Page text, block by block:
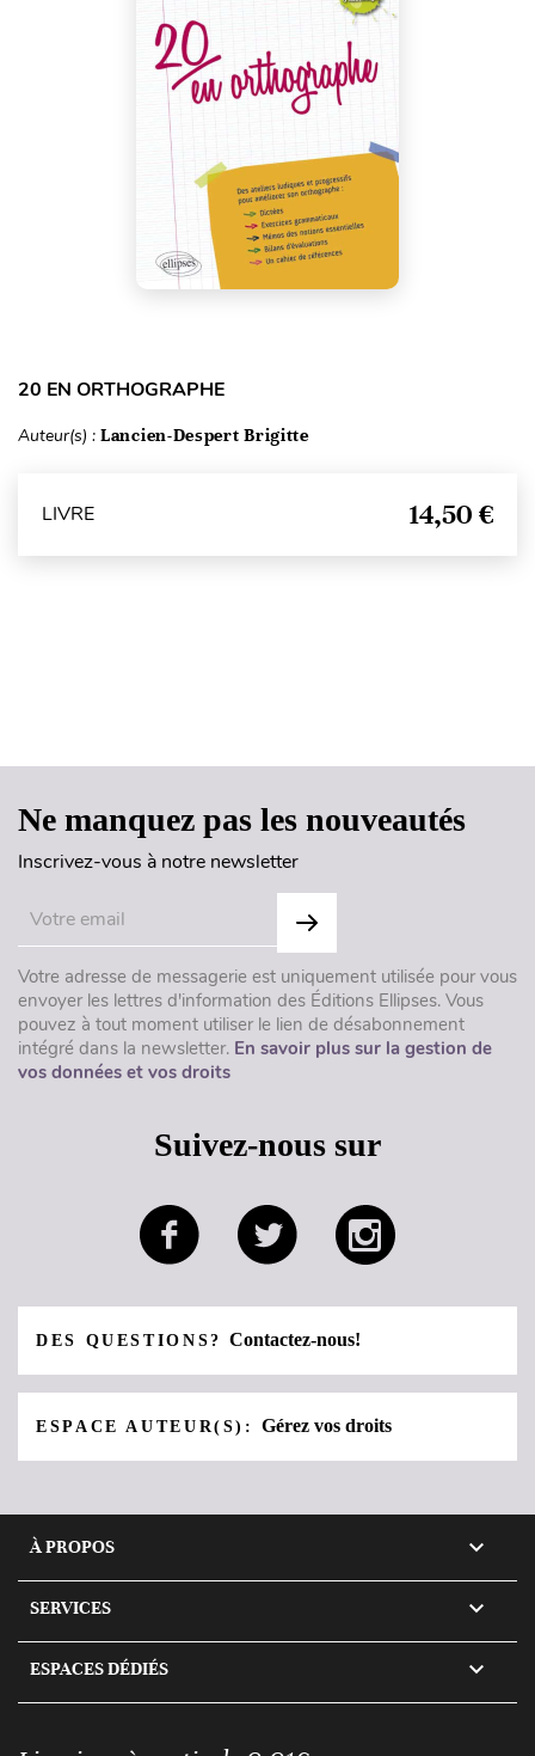
20 EN ORTHOGRAPHE
Auteur(s) : Lancien-Despert Brigitte
LIVRE 14,50 €
Ne manquez pas les nouveautés
Inscrivez-vous à notre newsletter
Votre adresse de messagerie est uniquement utilisée pour vous
envoyer les lettres d'information des Éditions Ellipses. Vous
pouvez à tout moment utiliser le lien de désabonnement
intégré dans la newsletter. En savoir plus sur la gestion de
vos données et vos droits
Suivez-nous sur
DES QUESTIONS?Contactez-nous!
ESPACE AUTEUR(S):Gérez vos droits
À PROPOS 
SERVICES 
ESPACES DÉDIÉS 